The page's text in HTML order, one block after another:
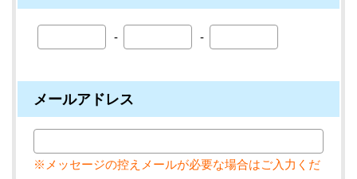
メールアドレス
※メッセージの控えメールが必要な場合はご入力くだ